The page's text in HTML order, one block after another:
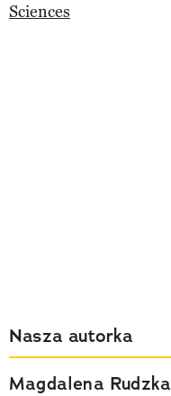
Sciences
Nasza autorka
Magdalena Rudzka